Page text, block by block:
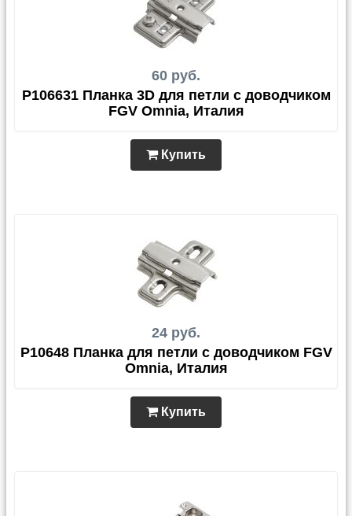
60 руб.
P106631 Планка 3D для петли с доводчиком
FGV Omnia, Италия
Купить
24 руб.
P10648 Планка для петли с доводчиком FGV
Omnia, Италия
Купить